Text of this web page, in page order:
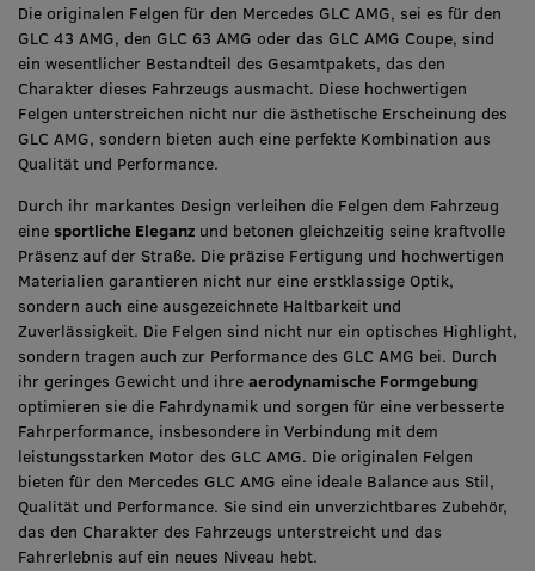
Die originalen Felgen für den Mercedes GLC AMG, sei es für den
GLC 43 AMG, den GLC 63 AMG oder das GLC AMG Coupe, sind
ein wesentlicher Bestandteil des Gesamtpakets, das den
Charakter dieses Fahrzeugs ausmacht. Diese hochwertigen
Felgen unterstreichen nicht nur die ästhetische Erscheinung des
GLC AMG, sondern bieten auch eine perfekte Kombination aus
Qualität und Performance.
Durch ihr markantes Design verleihen die Felgen dem Fahrzeug
eine sportliche Eleganz und betonen gleichzeitig seine kraftvolle
Präsenz auf der Straße. Die präzise Fertigung und hochwertigen
Materialien garantieren nicht nur eine erstklassige Optik,
sondern auch eine ausgezeichnete Haltbarkeit und
Zuverlässigkeit. Die Felgen sind nicht nur ein optisches Highlight,
sondern tragen auch zur Performance des GLC AMG bei. Durch
ihr geringes Gewicht und ihre aerodynamische Formgebung
optimieren sie die Fahrdynamik und sorgen für eine verbesserte
Fahrperformance, insbesondere in Verbindung mit dem
leistungsstarken Motor des GLC AMG. Die originalen Felgen
bieten für den Mercedes GLC AMG eine ideale Balance aus Stil,
Qualität und Performance. Sie sind ein unverzichtbares Zubehör,
das den Charakter des Fahrzeugs unterstreicht und das
Fahrerlebnis auf ein neues Niveau hebt.